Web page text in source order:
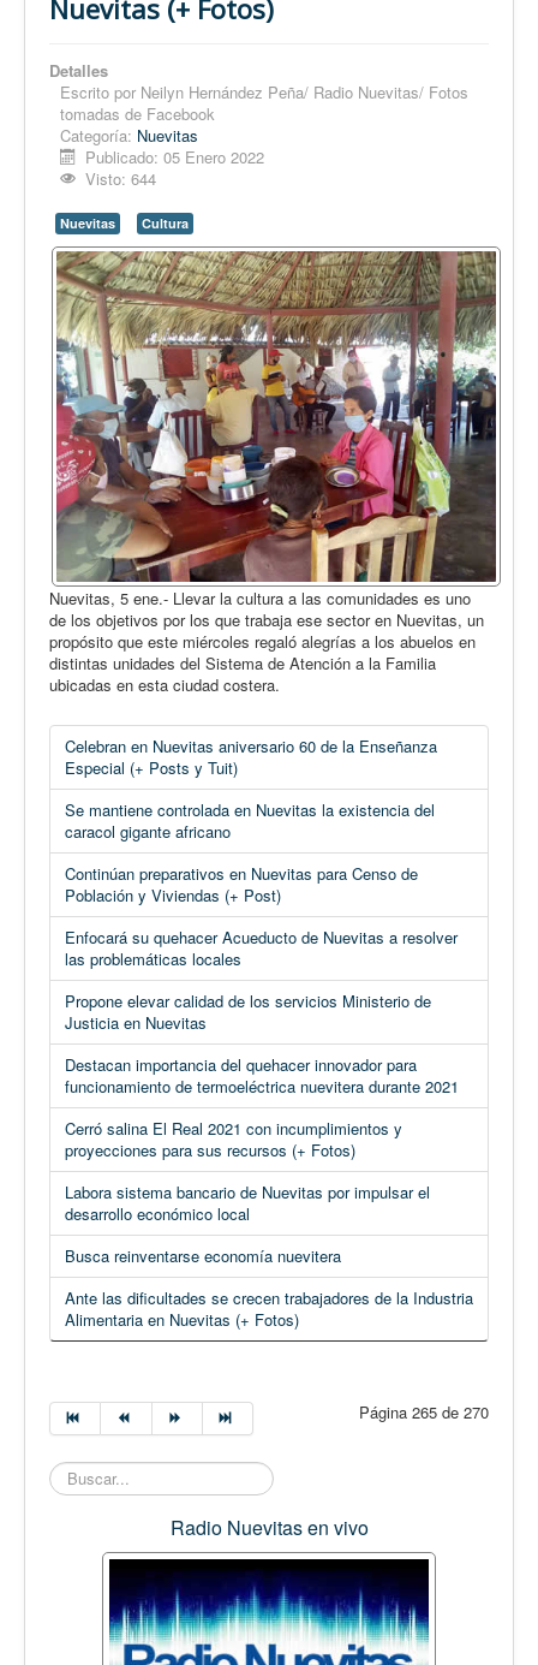
Nuevitas (+ Fotos)
Detalles
Escrito por Neilyn Hernández Peña/ Radio Nuevitas/ Fotos
tomadas de Facebook
Categoría: Nuevitas
Publicado: 05 Enero 2022
Visto: 644
Nuevitas Cultura
Nuevitas, 5 ene.- Llevar la cultura a las comunidades es uno
de los objetivos por los que trabaja ese sector en Nuevitas, un
propósito que este miércoles regaló alegrías a los abuelos en
distintas unidades del Sistema de Atención a la Familia
ubicadas en esta ciudad costera.
Celebran en Nuevitas aniversario 60 de la Enseñanza
Especial (+ Posts y Tuit)
Se mantiene controlada en Nuevitas la existencia del
caracol gigante africano
Continúan preparativos en Nuevitas para Censo de
Población y Viviendas (+ Post)
Enfocará su quehacer Acueducto de Nuevitas a resolver
las problemáticas locales
Propone elevar calidad de los servicios Ministerio de
Justicia en Nuevitas
Destacan importancia del quehacer innovador para
funcionamiento de termoeléctrica nuevitera durante 2021
Cerró salina El Real 2021 con incumplimientos y
proyecciones para sus recursos (+ Fotos)
Labora sistema bancario de Nuevitas por impulsar el
desarrollo económico local
Busca reinventarse economía nuevitera
Ante las dificultades se crecen trabajadores de la Industria
Alimentaria en Nuevitas (+ Fotos)
Página 265 de 270
Buscar...
Radio Nuevitas en vivo